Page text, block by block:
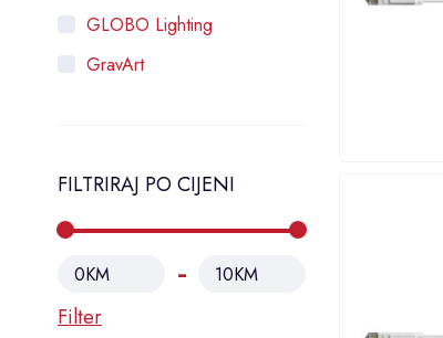
GLOBO Lighting
GravArt
LAMBARIO
LEGRAND
MASS-LIGHT
FILTRIRAJ PO CIJENI
Filter
0KM 10KM